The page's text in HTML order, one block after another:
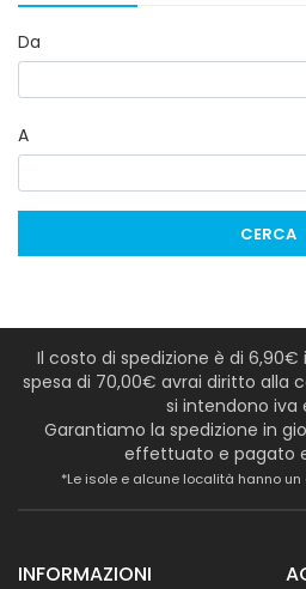
Da
A
CERCA
Il costo di spedizione è di
spesa di 70,00€ avrai diritto alla
si intendono iva
Garantiamo la spedizione in
effettuato e pagato
*Le isole e alcune località hanno un
INFORMAZIONI